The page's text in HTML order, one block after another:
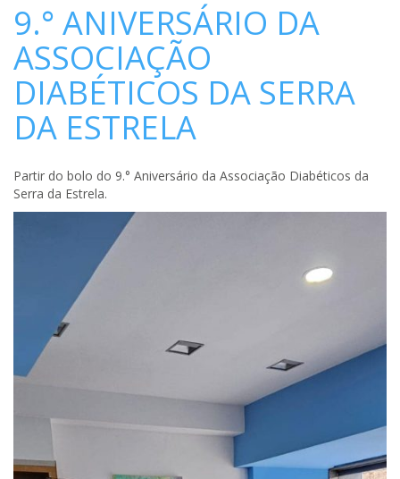
9.° ANIVERSÁRIO DA
ASSOCIAÇÃO
DIABÉTICOS DA SERRA
DA ESTRELA
Partir do bolo do 9.° Aniversário da Associação Diabéticos da
Serra da Estrela.